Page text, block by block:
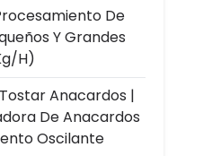
De
Y Grandes
h)
Anacardos |
De Anacardos
Oscilante